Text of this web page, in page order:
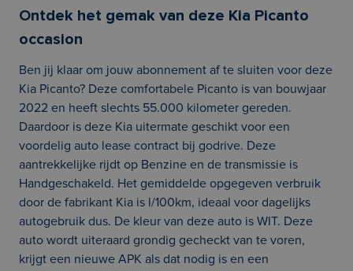
Ontdek het gemak van deze Kia Picanto
occasion
Ben jij klaar om jouw abonnement af te sluiten voor deze
Kia Picanto? Deze comfortabele Picanto is van bouwjaar
2022 en heeft slechts 55.000 kilometer gereden.
Daardoor is deze Kia uitermate geschikt voor een
voordelig auto lease contract bij godrive. Deze
aantrekkelijke rijdt op Benzine en de transmissie is
Handgeschakeld. Het gemiddelde opgegeven verbruik
door de fabrikant Kia is l/100km, ideaal voor dagelijks
autogebruik dus. De kleur van deze auto is WIT. Deze
auto wordt uiteraard grondig gecheckt van te voren,
krijgt een nieuwe APK als dat nodig is en een